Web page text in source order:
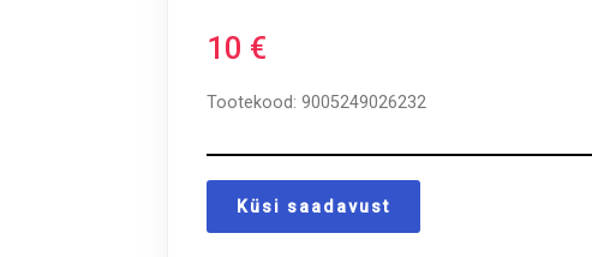
10 €
Tootekood:9005249026232
Küsi saadavust